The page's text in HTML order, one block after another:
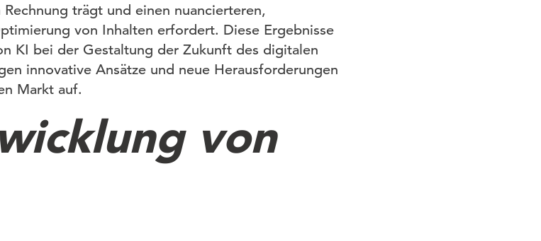
trägt und einen nuancierteren,
von Inhalten erfordert. Diese Ergebnisse
KI bei der Gestaltung der Zukunft des digitalen
innovative Ansätze und neue Herausforderungen
Markt auf.
von